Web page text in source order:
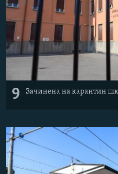
9 Зачинена на карантин